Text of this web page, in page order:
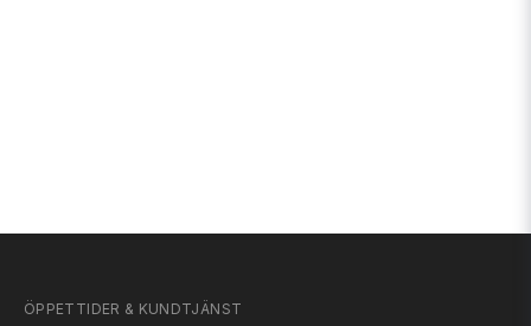
ÖPPETTIDER & KUNDTJÄNST